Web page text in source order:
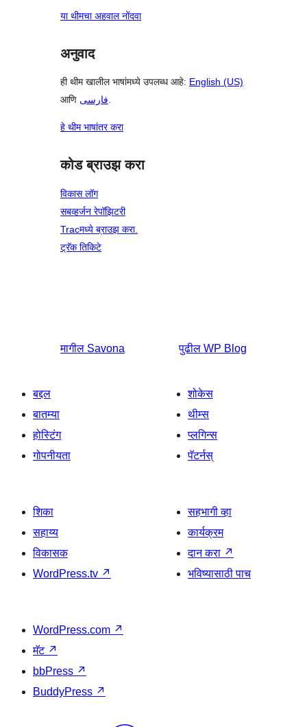
या थीमचा अहवाल नोंदवा
अनुवाद
ही थीम खालील भाषांमध्ये उपलब्ध आहे: English (US)
आणि فارسی.
हे थीम भाषांतर करा
कोड ब्राउझ करा
विकास लॉग
सबव्हर्जन रेपॉझिटरी
Tracमध्ये ब्राउझ करा.
ट्रॅक तिकिटे
मागील Savona पुढील WP Blog
बद्दल
बातम्या
होस्टिंग
गोपनीयता
शोकेस
थीम्स
प्लगिन्स
पॅटर्नस्
शिका
सहाय्य
विकासक
WordPress.tv ↗
सहभागी व्हा
कार्यक्रम
दान करा ↗
भविष्यासाठी पाच
WordPress.com ↗
मॅट ↗
bbPress ↗
BuddyPress ↗